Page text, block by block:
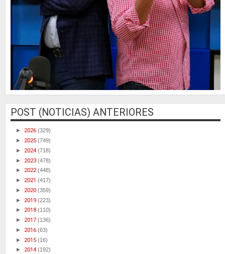
POST (NOTICIAS) ANTERIORES
► 2026 (329)
► 2025 (749)
► 2024 (718)
► 2023 (478)
► 2022(448)
► 2021 (417)
► 2020 (359)
► 2019 (223)
► 2018 (110)
► 2017 (136)
► 2016 (63)
► 2015 (16)
► 2014 (192)